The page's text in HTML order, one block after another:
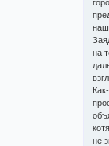
на
не